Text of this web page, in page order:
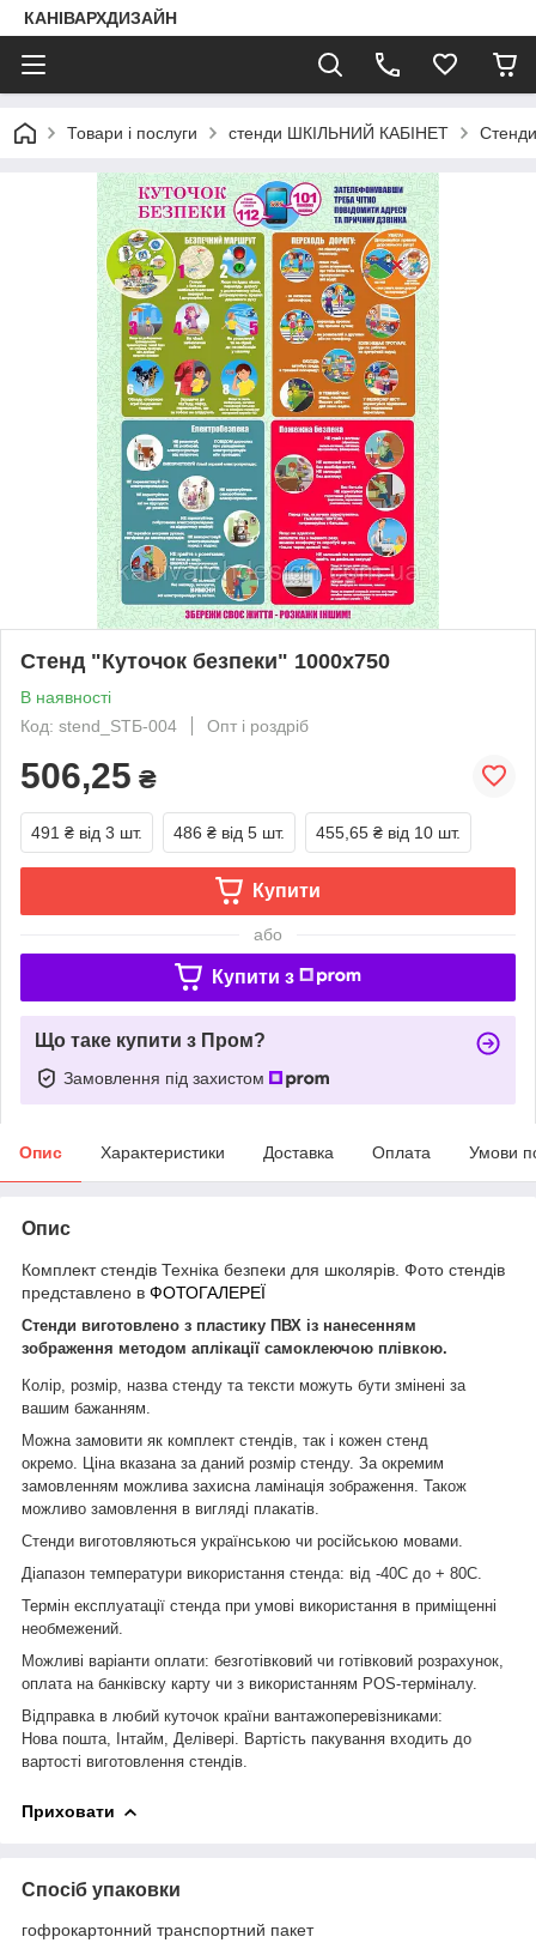
КАНІВАРХДИЗАЙН
Товари і послуги стенди ШКІЛЬНИЙ КАБІНЕТ
Cтенд "Куточок безпеки" 1000х750
В наявності
Код: stend_SТБ-004
Опт і роздріб
506,25 ₴
491 ₴ від 3 шт. 486 ₴ від 5 шт. 455,65 ₴ від 10 шт.
Купити
або
Купити з
Що таке купити з Пром?
Замовлення під захистом
Опис Характеристики Доставка Оплата Умови
Опис
Комплект стендів Техніка безпеки для школярів. Фото стендів
представлено в ФОТОГАЛЕРЕЇ
Стенди виготовлено з пластику ПВХ із нанесенням
зображення методом аплікації самоклеючою плівкою.
Колір, розмір, назва стенду та тексти можуть бути змінені за
вашим бажанням.
Можна замовити як комплект стендів, так і кожен стенд
окремо. Ціна вказана за даний розмір стенду. За окремим
замовленням можлива захисна ламінація зображення. Також
можливо замовлення в вигляді плакатів.
Стенди виготовляються українською чи російською мовами.
Діапазон температури використання стенда: від -40С до + 80С.
Термін експлуатації стенда при умові використання в приміщенні
необмежений.
Можливі варіанти оплати: безготівковий чи готівковий розрахунок,
оплата на банківску карту чи з використанням POS-терміналу.
Відправка в любий куточок країни вантажоперевізниками:
Нова пошта, Інтайм, Делівері. Вартість пакування входить до
вартості виготовлення стендів.
Приховати
Спосіб упаковки
гофрокартонний транспортний пакет